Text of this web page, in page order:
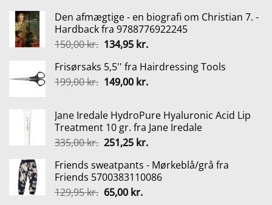
Den afmægtige - en biografi om Christian 7. -
Hardback fra 9788776922245
150,00kr. Den
pris
var:
134,95 kr.Den
pris
er:
Frisørsaks 5,5'' fra Hairdressing Tools
199,00kr. Den
var:
199,00 kr..
149,00 kr.Den
er:
149,00 kr..
Jane Iredale HydroPure Hyaluronic Acid Lip
Treatment 10 gr. fra Jane Iredale
335,00kr. Den
pris
var:
335,00 kr..
251,25 kr.Den
pris
er:
Friends sweatpants - Mørkeblå/grå fra
Friends 5700383110086
129,95kr. Den
65,00 kr.Den